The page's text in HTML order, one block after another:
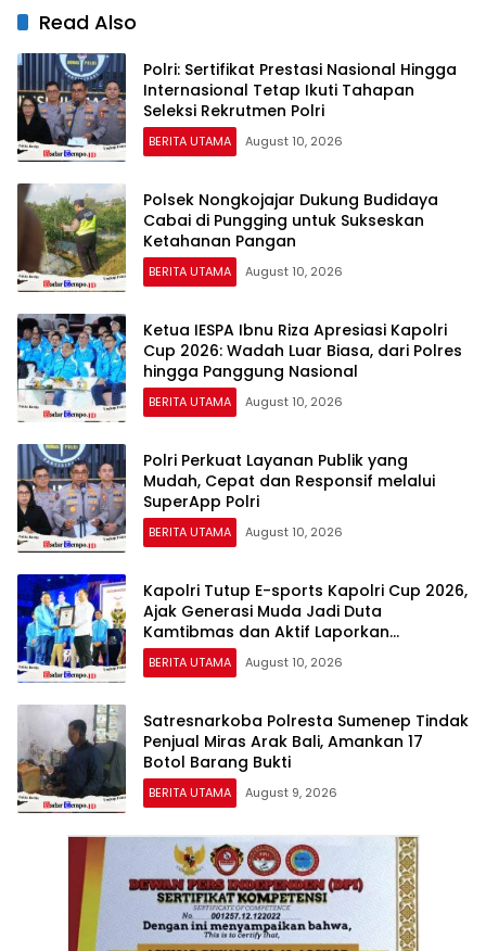
Read Also
Polri: Sertifikat Prestasi Nasional Hingga
Internasional Tetap Ikuti Tahapan
Seleksi Rekrutmen Polri
BERITA UTAMA August 10, 2026
Polsek Nongkojajar Dukung Budidaya
Cabai di Pungging untuk Sukseskan
Ketahanan Pangan
BERITA UTAMA August 10, 2026
Ketua IESPA Ibnu Riza Apresiasi Kapolri
Cup 2026: Wadah Luar Biasa, dari Polres
hingga Panggung Nasional
BERITA UTAMA August 10, 2026
Polri Perkuat Layanan Publik yang
Mudah, Cepat dan Responsif melalui
SuperApp Polri
BERITA UTAMA August 10, 2026
Kapolri Tutup E-sports Kapolri Cup 2026,
Ajak Generasi Muda Jadi Duta
Kamtibmas dan Aktif Laporkan
Gangguan Ke 110
BERITA UTAMA August 10, 2026
Satresnarkoba Polresta Sumenep Tindak
Penjual Miras Arak Bali, Amankan 17
Botol Barang Bukti
BERITA UTAMA August 9, 2026